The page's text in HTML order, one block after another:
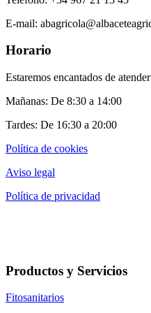
E-mail:
Horario
Estaremos encantados de
Mañanas: De 8:30 a 14:00
Tardes: De 16:30 a 20:00
Política de cookies
Aviso legal
Política de privacidad
Productos y Servicios
Fitosanitarios